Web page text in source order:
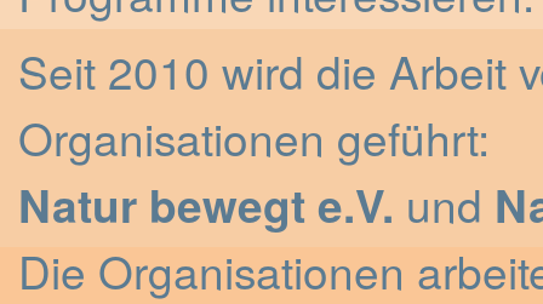
Seit 2010 wird die Arbeit
Organisationen geführt:
Natur bewegt e.V. und
Die Organisationen